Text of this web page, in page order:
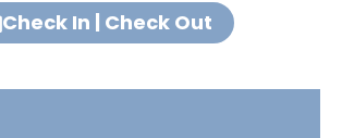
Check In | Check Out